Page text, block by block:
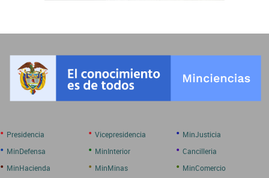
• Presidencia • Vicepresidencia • MinJusticia
• MinDefensa • MinInterior • Cancilleria
• MinHacienda • MinMinas • MinComercio